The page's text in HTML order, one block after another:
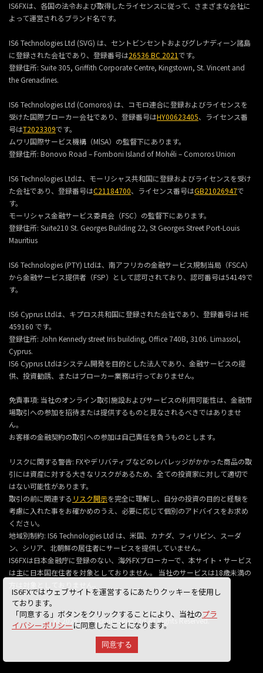
IS6FXではウェブサイトを運営するにあたりクッキーを使用し
ております。
「同意する」ボタンをクリックすることにより、当社のプラ
イバシーポリシーに同意したことになります。
同意する
IS6FXは、各国の法令および取得したライセンスに従って、さまざまな会社に
よって運営されるブランド名です。
IS6 Technologies Ltd (SVG) は、セントビンセントおよびグレナディーン諸島
に登録された会社であり、登録番号は26536 BC 2021です。
登録住所: Suite 305, Griffith Corporate Centre, Kingstown, St. Vincent and
the Grenadines.
IS6 Technologies Ltd (Comoros) は、コモロ連合に登録およびライセンスを
受けた国際ブローカー会社であり、登録番号はHY00623405、ライセンス番
号はT2023309です。
ムワリ国際サービス機構（MlSA）の監督下にあります。
登録住所: Bonovo Road – Fomboni Island of Mohéli – Comoros Union
IS6 Technologies Ltdは、モーリシャス共和国に登録およびライセンスを受け
た会社であり、登録番号はC21184700、ライセンス番号はGB21026947で
す。
モーリシャス金融サービス委員会（FSC）の監督下にあります。
登録住所: Suite210 St. Georges Building 22, St Georges Street Port-Louis
Mauritius
IS6 Technologies (PTY) Ltdは、南アフリカの金融サービス規制当局（FSCA）
から金融サービス提供者（FSP）として認可されており、認可番号は54149で
す。
IS6 Cyprus Ltdは、キプロス共和国に登録された会社であり、登録番号は HE
459160 です。
登録住所: John Kennedy street Iris building, Office 740B, 3106. Limassol,
Cyprus.
IS6 Cyprus Ltdはシステム開発を目的とした法人であり、金融サービスの提
供、投資勧誘、またはブローカー業務は行っておりません。
免責事項: 当社のオンライン取引施設およびサービスの利用可能性は、金融市
場取引への参加を招待または提供するものと見なされるべきではありませ
ん。
お客様の金融契約の取引への参加は自己責任を負うものとします。
リスクに関する警告: FXやデリバティブなどのレバレッジがかかった商品の取
引には資産に対する大きなリスクがあるため、全ての投資家に対して適切で
はない可能性があります。
取引の前に関連する リスク開示を完全に理解し、自分の投資の目的と経験を
考慮に入れた事をお確かめのうえ、必要に応じて個別のアドバイスをお求め
ください。
地域別制約: IS6 Technologies Ltd は、米国、カナダ、フィリピン、スーダ
ン、シリア、北朝鮮の居住者にサービスを提供していません。
IS6FXは日本金融庁に登録のない、海外FXブローカーで、本サイト・サービス
は主に日本国在住者を対象としておりません。 当社のサービスは18歳未満の
© 2026 IS6 Technologies Ltd All Rights Reserved.